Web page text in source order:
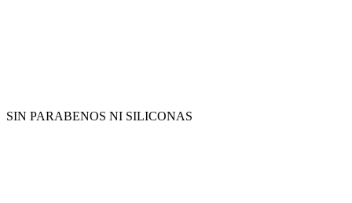
SIN PARABENOS NI SILICONAS